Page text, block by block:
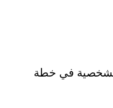
الشخصية في خطة